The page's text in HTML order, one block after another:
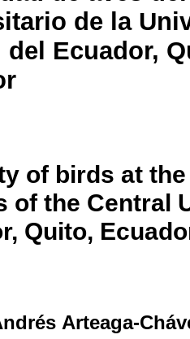
de la
del Ecuador,
of birds at
of the Central
Quito,
Arteaga-